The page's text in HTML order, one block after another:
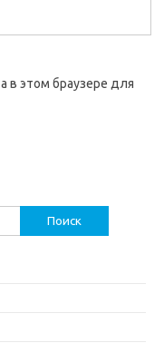
в этом браузере для